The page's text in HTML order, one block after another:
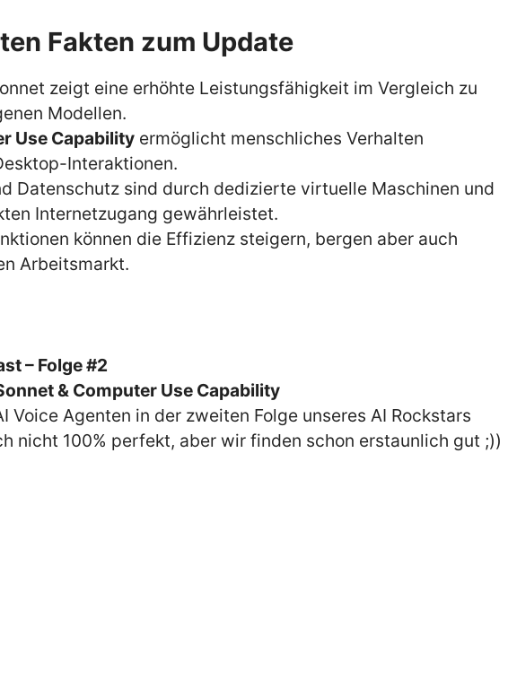
Fakten zum Update
zeigt eine erhöhte Leistungsfähigkeit im Vergleich zu
Modellen.
Use Capabilityermöglicht menschliches Verhalten
Interaktionen.
Datenschutz sind durch dedizierte virtuelle Maschinen und
Internetzugang gewährleistet.
können die Effizienz steigern, bergen aber auch
Arbeitsmarkt.
– Folge #2
& Computer Use Capability
Voice Agenten in der zweiten Folge unseres AI Rockstars
nicht 100% perfekt, aber wir finden schon erstaunlich gut ;))